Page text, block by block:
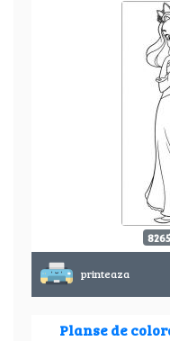
printeaza
Planse de